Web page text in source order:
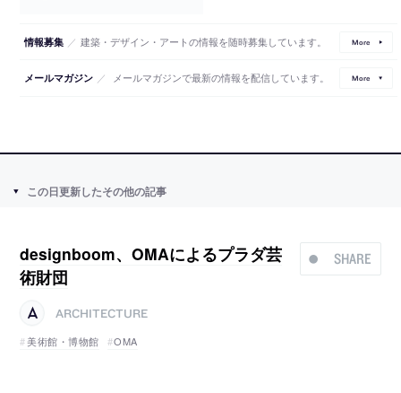
情報募集 ／ 建築・デザイン・アートの情報を随時募集しています。 More
メールマガジン ／ メールマガジンで最新の情報を配信しています。 More
この日更新したその他の記事
SHARE
designboom、OMAによるプラダ芸
術財団
ARCHITECTURE
美術館・博物館
OMA